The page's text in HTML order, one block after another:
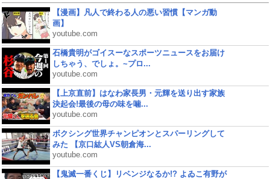
【漫画】凡人で終わる人の悪い習慣【マンガ動
画】
youtube.com
石橋貴明がゴイスーなスポーツニュースをお届け
しちゃう、でしょ。~プロ...
youtube.com
【上京直前】はなわ家長男・元輝を送り出す家族
決起会!最後の母の味を噛...
youtube.com
ボクシング世界チャンピオンとスパーリングして
みた 【京口紘人VS朝倉海...
youtube.com
【鬼滅一番くじ】リベンジなるか!? よゐこ有野が